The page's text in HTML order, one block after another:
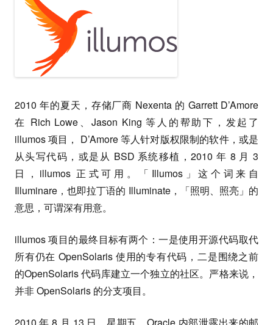
2010 年的夏天，存储厂商 Nexenta 的 Garrett D’Amore
在 Rich Lowe、Jason King 等人的帮助下，发起了
illumos 项目， D’Amore 等人针对版权限制的软件，或是
从头写代码，或是从 BSD 系统移植，2010 年 8 月 3
日，illumos 正式可用。「Illumos」这个词来自
Illuminare，也即拉丁语的 Illuminate，「照明、照亮」的
意思，可谓深有用意。
illumos 项目的最终目标有两个：一是使用开源代码取代
所有仍在 OpenSolaris 使用的专有代码，二是围绕之前
的OpenSolaris 代码库建立一个独立的社区。严格来说，
并非 OpenSolaris 的分支项目。